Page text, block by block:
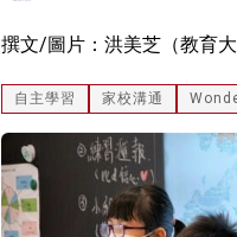
撰文/圖片：洪美芝（教育
自主學習 家校溝通